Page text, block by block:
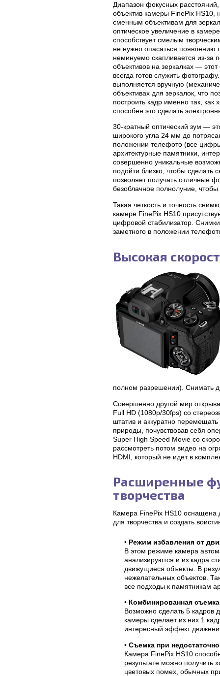
Диапазон фокусных
объектив камеры FinePix HS10,
сменным объективам для
оптическое увеличение в
способствует смелым
не нужно опасаться появлению
неминуемо скапливается из-за
объективов на зеркалках —
всегда готов служить
выполняется вручную
объективах для зеркалок, что
построить кадр именно так, как
способен это сделать
30-кратный оптический зум —
широкого угла 24 мм до
положении телефото (все
архитектурные памятники,
совершенно уникальные
подойти близко, чтобы сделать
позволяет получать отличные
безоблачное полнолуние,
Такая четкость и точность
камере FinePix HS10
цифровой стабилизатор.
заметного в положении
Высокая
полном разрешении). Снимать
Совершенно другой мир
Full HD (1080p/30fps) со
штатив и аккуратно
природы, почувствовав себя
Super High Speed Movie со
рассмотреть потом видео на
HDMI, который не идет в
Расширенные
творчества
Камера FinePix HS10
для творчества и создать
• Режим избавления от
В этом режиме камера
анализируются и из кадра
движущиеся объекты. В
нежелательных объектов.
все подходы к памятникам
• Комбинированная
Возможно сделать 5 кадров
камеры сделает из них 1
интересный эффект
•Съемка при
Камера FinePix HS10
результате можно получить
цветовых помех, обычных